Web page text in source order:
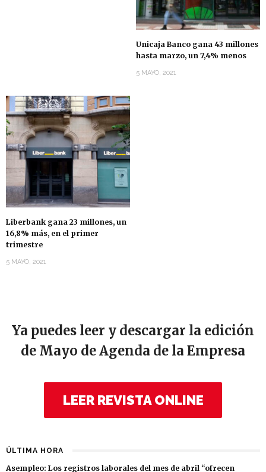
Unicaja Banco gana 43 millones
hasta marzo, un 7,4% menos
5 MAYO, 2021
Liberbank gana 23 millones, un
16,8% más, en el primer
trimestre
5 MAYO, 2021
Ya puedes leer y descargar la edición
de Mayo de Agenda de la Empresa
LEER REVISTA ONLINE
ÚLTIMA HORA
Asempleo: Los registros laborales del mes de abril “ofrecen